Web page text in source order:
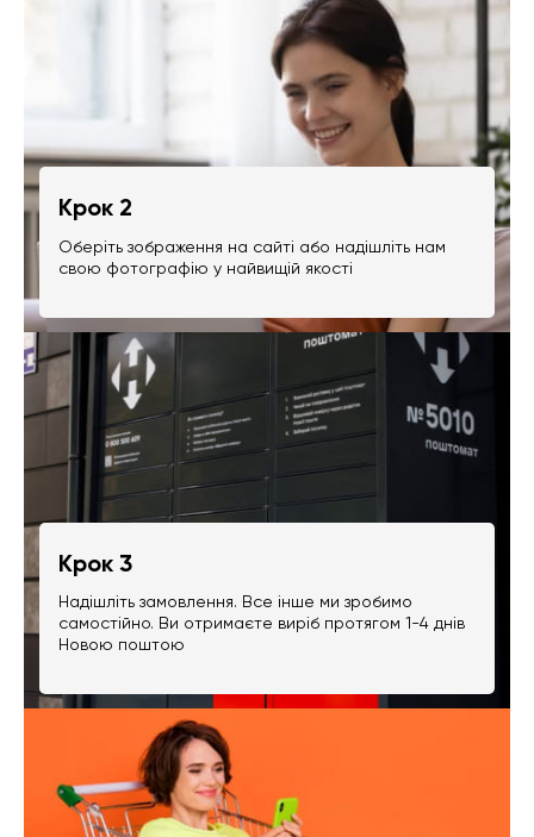
Крок 2
Оберіть зображення на сайті або надішліть нам
свою фотографію у найвищій якості
Крок 3
Надішліть замовлення. Все інше ми зробимо
самостійно. Ви отримаєте виріб протягом 1-4 днів
Новою поштою